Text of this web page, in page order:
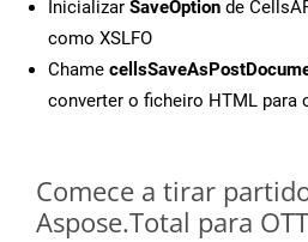
Inicializar SaveOption de
como XSLFO
Chame
converter o ficheiro HTML para
Comece a tirar partido
Aspose.Total para